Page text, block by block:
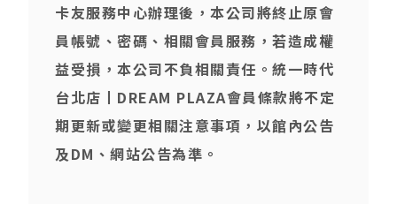
卡友服務中心辦理後，本公司將終止原會
員帳號、密碼、相關會員服務，若造成權
益受損，本公司不負相關責任。統一時代
台北店丨DREAM PLAZA會員條款將不定
期更新或變更相關注意事項，以館內公告
及DM、網站公告為準。